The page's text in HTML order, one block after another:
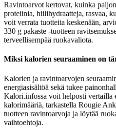
Ravintoarvot kertovat, kuinka
proteiinia, hiilihydraatteja, rasvaa,
voit verrata tuotteita keskenään,
330 g pakaste -tuotteen
terveellisempää ruokavaliota.
Miksi kalorien seuraaminen on
Kalorien ja ravintoarvojen
energiasisältöä sekä tukee
Kalori.infossa voit helposti vertailla
kalorimääriä, tarkastella Rougie
tuotteen ravintoarvoja ja löytää
vaihtoehtoja.